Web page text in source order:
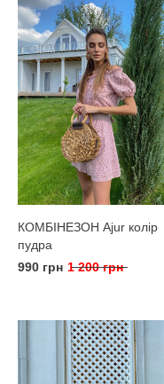
КОМБІНЕЗОН Ajur колір
пудра
990 грн 1 200 грн